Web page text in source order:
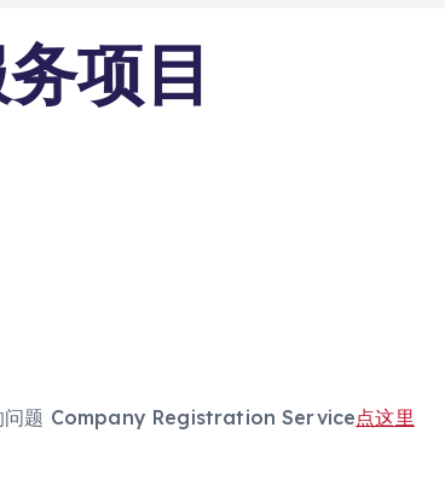
项目
问题 Company Registration Service点这里